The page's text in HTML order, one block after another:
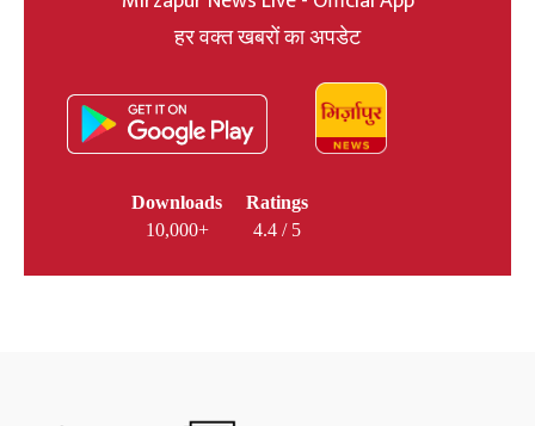
हर वक्त खबरों का अपडेट
Downloads
10,000+
Ratings
4.4 / 5